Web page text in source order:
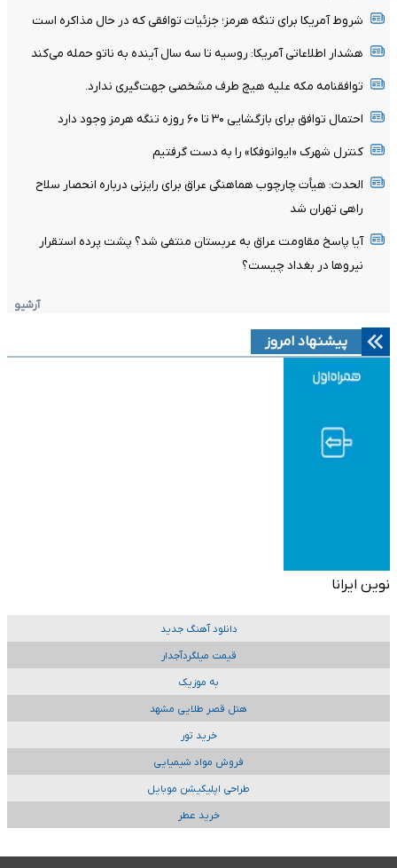
شروط آمریکا برای تنگه هرمز؛ جزئیات توافقی که در حال مذاکره است
هشدار اطلاعاتی آمریکا: روسیه تا سه سال آینده به ناتو حمله می‌کند
توافقنامه مکه علیه هیچ طرف مشخصی جهت‌گیری ندارد.
احتمال توافق برای بازگشایی ۳۰ تا ۶۰ روزه تنگه هرمز وجود دارد
کنترل شهرک «ایوانوفکا» را به دست گرفتیم
الحدث: هیأت چارچوب هماهنگی عراق برای رایزنی درباره انحصار سلاح
راهی تهران شد
آیا پاسخ مقاومت عراق به عربستان منتفی شد؟ پشت پرده استقرار
نیروها در بغداد چیست؟
آرشیو
پیشنهاد امروز
نوین ایرانا
دانلود آهنگ جدید
قیمت میلگردآجدار
به موزیک
هتل قصر طلایی مشهد
خرید تور
فروش مواد شیمیایی
طراحی اپلیکیشن موبایل
خرید عطر